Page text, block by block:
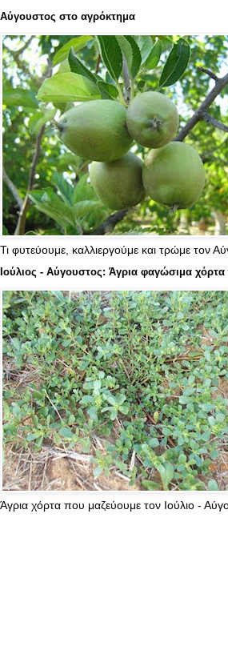
Αύγουστος στο αγρόκτημα
Τι φυτεύουμε, καλλιεργούμε και τρώμε τον
Ιούλιος - Αύγουστος: Άγρια φαγώσιμα
Άγρια χόρτα που μαζεύουμε τον Ιούλιο -